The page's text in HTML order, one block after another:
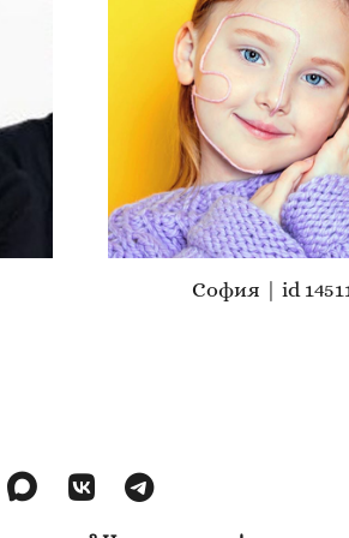
София | id